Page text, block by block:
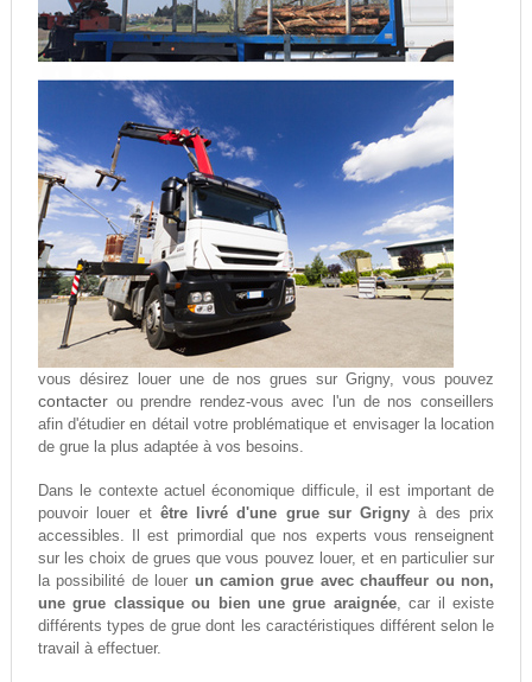
vous désirez louer une de nos grues sur Grigny, vous pouvez
contacterou prendre rendez-vous avec l'un de nos conseillers
afin d'étudier en détail votre problématique et envisager la location
de grue la plus adaptée à vos besoins.
Dans le contexte actuel économique difficule, il est important de
pouvoir louer et être livré d'une grue sur Grigny à des prix
accessibles. Il est primordial que nos experts vous renseignent
sur les choix de grues que vous pouvez louer, et en particulier sur
la possibilité de louer un camion grue avec chauffeur ou non,
une grue classique ou bien une grue araignée, car il existe
différents types de grue dont les caractéristiques différent selon le
travail à effectuer.